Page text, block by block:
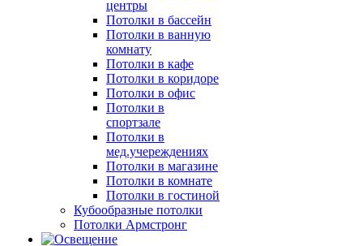
центры
Потолки в бассейн
Потолки в ванную
комнату
Потолки в кафе
Потолки в коридоре
Потолки в офис
Потолки в
спортзале
Потолки в
мед.учереждениях
Потолки в магазине
Потолки в комнате
Потолки в гостиной
Кубообразные потолки
Потолки Армстронг